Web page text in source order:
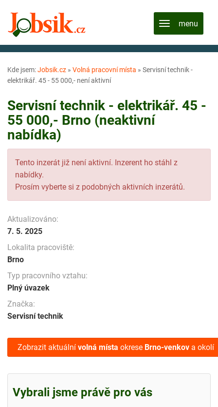
Kde jsem:Jobsik.cz » Volná pracovní místa » Servisní technik -
elektrikář. 45 - 55 000,- není aktivní
Servisní technik - elektrikář. 45 -
55 000,- Brno (neaktivní
nabídka)
Tento inzerát již není aktivní. Inzerent ho stáhl z
nabídky.
Prosím vyberte si z podobných aktivních inzerátů.
Aktualizováno:
7. 5. 2025
Lokalita pracoviště:
Brno
Typ pracovního vztahu:
Plný úvazek
Značka:
Servisní technik
Zobrazit aktuální volná místa okrese Brno-venkov a okolí
Vybrali jsme právě pro vás